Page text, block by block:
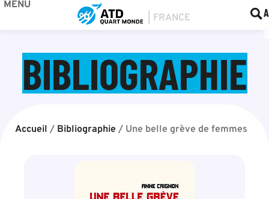
MENU
BIBLIOGRAPHIE
Accueil / Bibliographie / Une belle grève de femmes